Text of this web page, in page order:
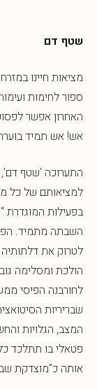
שטף דם
מציאות חיינו
ספור לחימות
האחרון אפשר
אש! אש תמיד
התערוכה ‘שטף
למציאותם של כל
בפעילות המוגדרת
השבתה מתמיד.
לטרוק את דלתותיה
הולכת ומסלימה
לחורבנה הפיסי
שבריריות
המצב, הגלויות
פטאלי בו תתלכד
אותה כ”מוצדקת